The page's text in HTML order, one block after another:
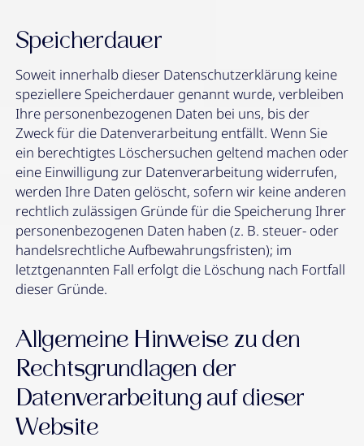
Speicherdauer
Soweit innerhalb dieser Datenschutzerklärung keine
speziellere Speicherdauer genannt wurde, verbleiben
Ihre personenbezogenen Daten bei uns, bis der
Zweck für die Datenverarbeitung entfällt. Wenn Sie
ein berechtigtes Löschersuchen geltend machen oder
eine Einwilligung zur Datenverarbeitung widerrufen,
werden Ihre Daten gelöscht, sofern wir keine anderen
rechtlich zulässigen Gründe für die Speicherung Ihrer
personenbezogenen Daten haben (z. B. steuer- oder
handelsrechtliche Aufbewahrungsfristen); im
letztgenannten Fall erfolgt die Löschung nach Fortfall
dieser Gründe.
Allgemeine Hinweise zu den
Rechtsgrundlagen der
Datenverarbeitung auf dieser
Website